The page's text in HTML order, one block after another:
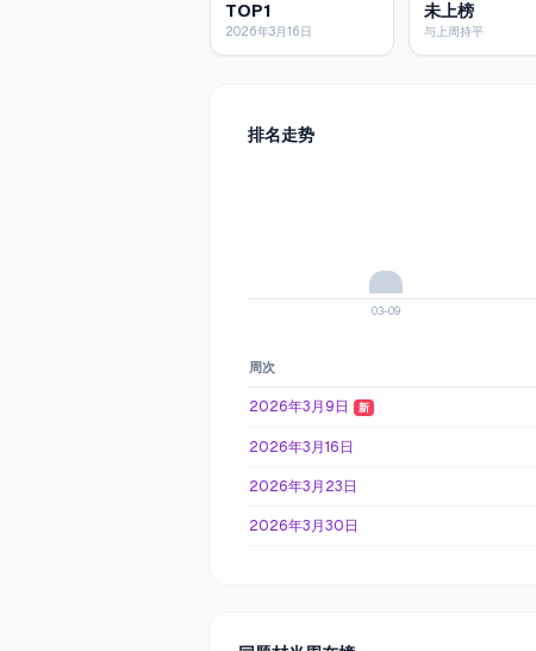
TOP1
2026年3月16日
未上榜
与上周持平
排名走势
03-09
周次
2026年3月9日 新
2026年3月16日
2026年3月23日
2026年3月30日